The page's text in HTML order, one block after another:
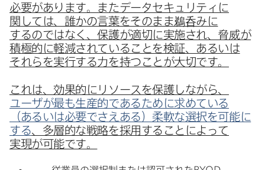
必要が​あります。​また​データセキュリティに​
関しては、​誰かの​言葉を​そのまま​鵜呑みに​
するのではなく、​保護が​適切に​実施され、​脅威が​
積極的に​軽減されている​ことを​検証、​あるいは​
それらを​実行する​力を​持つことが​大切です。
これは、​効果的に​リソースを​保護しながら、
ユーザが​最も​生産的である​ために​求めている​
（あるいは​必要で​さえ​ある）​柔軟な​選択を​可能に​
する 、​多層的な​戦略を​採用する​ことに​よって​
実現が​可能です。